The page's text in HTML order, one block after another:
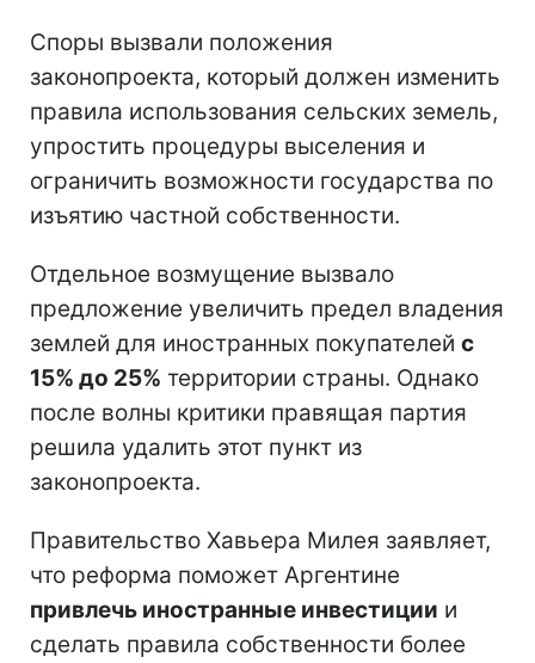
Споры вызвали положения
законопроекта, который должен изменить
правила использования сельских земель,
упростить процедуры выселения и
ограничить возможности государства по
изъятию частной собственности.
Отдельное возмущение вызвало
предложение увеличить предел владения
землей для иностранных покупателей с
15% до 25% территории страны. Однако
после волны критики правящая партия
решила удалить этот пункт из
законопроекта.
Правительство Хавьера Милея заявляет,
что реформа поможет Аргентине
привлечь иностранные инвестиции и
сделать правила собственности более